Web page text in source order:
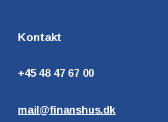
Kontakt
+45 48 47 67 00
mail@finanshus.dk